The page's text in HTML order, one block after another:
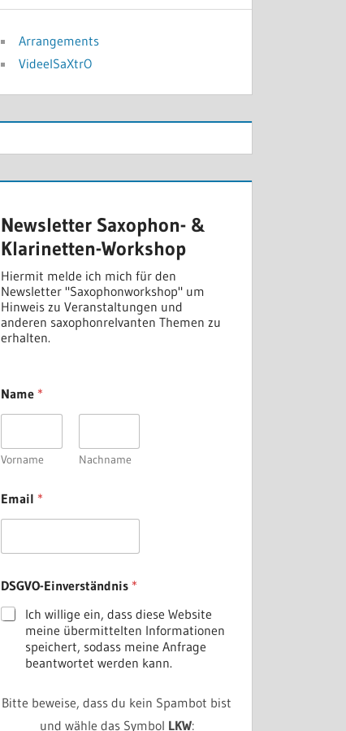
Arrangements
VideelSaXtrO
Newsletter Saxophon- &
Klarinetten-Workshop
Hiermit melde ich mich für den
Newsletter "Saxophonworkshop" um
Hinweis zu Veranstaltungen und
anderen saxophonrelvanten Themen zu
erhalten.
Name*
Vorname Nachname
Email*
a
m
e
l
D
DSGVO-Einverständnis*
Ich willige ein, dass diese Website
meine übermittelten Informationen
speichert, sodass meine Anfrage
beantwortet werden kann.
Bitte beweise, dass du kein Spambot bist
und wähle das Symbol LKW: